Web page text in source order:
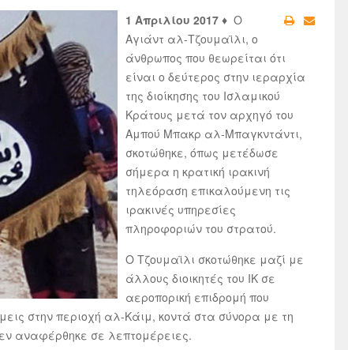
1 Απριλίου 2017 ♦ Ο
Αγιάντ αλ-Τζουμαϊλι, ο
άνθρωπος που θεωρείται ότι
είναι ο δεύτερος στην ιεραρχία
της διοίκησης του Ισλαμικού
Κράτους μετά τον αρχηγό του
Αμπού Μπακρ αλ-Μπαγκντάντι,
σκοτώθηκε, όπως μετέδωσε
σήμερα η κρατική ιρακινή
τηλεόραση επικαλούμενη τις
ιρακινές υπηρεσίες
πληροφοριών του στρατού.
Ο Τζουμαϊλι σκοτώθηκε μαζί με
άλλους διοικητές του ΙΚ σε
αεροπορική επιδρομή που
στην περιοχή αλ-Κάιμ, κοντά στα σύνορα με τη
αναφέρθηκε σε λεπτομέρειες.